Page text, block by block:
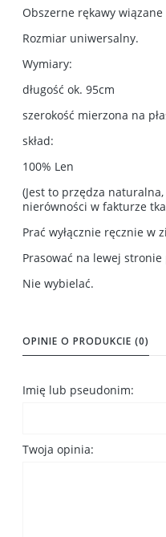
Obszerne rękawy
Rozmiar uniwersalny.
Wymiary:
długość ok. 95cm
szerokość mierzona na
skład:
100% Len
(Jest to przędza
nierówności w fakturze
Prać wyłącznie ręcznie w
Prasować na lewej
Nie wybielać.
OPINIE O PRODUKCIE (0)
Imię lub pseudonim:
Twoja opinia: